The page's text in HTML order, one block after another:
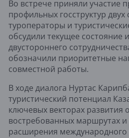
Во встрече приняли участие
профильных госструктур двух
туроператоры и
обсудили текущее состояние
двустороннего
обозначили приоритетные
совместной работы.
В ходе диалога Нуртас
туристический потенциал
ключевых векторах развития
востребованных маршрутах
расширения международного